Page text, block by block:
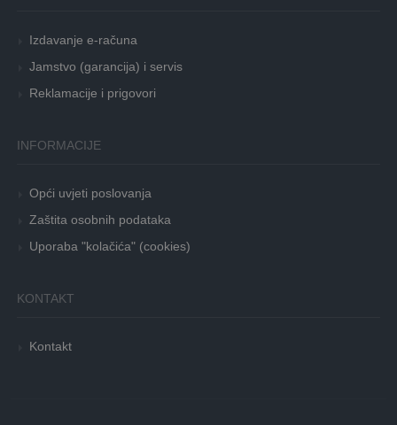
Izdavanje e-računa
Jamstvo (garancija) i servis
Reklamacije i prigovori
INFORMACIJE
Opći uvjeti poslovanja
Zaštita osobnih podataka
Uporaba "kolačića" (cookies)
KONTAKT
Kontakt